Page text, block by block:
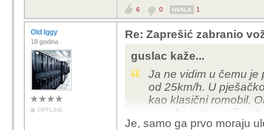
Tome služe zakoni i
Količina roditelja s "ja
6 0 HVALA 1
Old Iggy
18 godina
OFFLINE
Re: Zaprešić zabranio
guslac kaže...
Ja ne vidim u čemu je
od 25km/h. U
kao klasični romobil.
a može i stara
Je, samo ga prvo moraju